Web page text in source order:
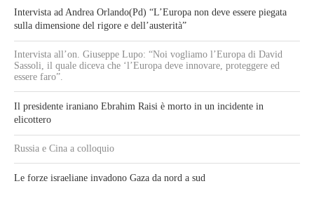
Intervista ad Andrea Orlando(Pd) “L’Europa non deve essere piegata
sulla dimensione del rigore e dell’austerità”
Intervista all’on. Giuseppe Lupo: “Noi vogliamo l’Europa di David
Sassoli, il quale diceva che ‘l’Europa deve innovare, proteggere ed
essere faro”.
Il presidente iraniano Ebrahim Raisi è morto in un incidente in
elicottero
Russia e Cina a colloquio
Le forze israeliane invadono Gaza da nord a sud